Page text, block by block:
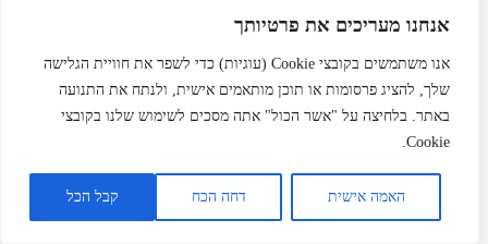
אנחנו מעריכים את פרטיותך
אנו משתמשים בקובצי Cookie (עוגיות) כדי לשפר את חוויית הגלישה
שלך, להציג פרסומות או תוכן מותאמים אישית, ולנתח את התנועה
באתר. בלחיצה על "אשר הכול" אתה מסכים לשימוש שלנו בקובצי
Cookie.
האמה אישית דחה הכח קבל הכל
שמלת קיץ לנשים פרחונית בצבע יין
מודפסת עם פרחים מדהימים
₪237.86 המחיר המקורי היה: ₪237.86. ₪118.93 המחיר הנוכחי
הוא: ₪118.93.
בחר אפשרויות
למוצר זה יש מספר